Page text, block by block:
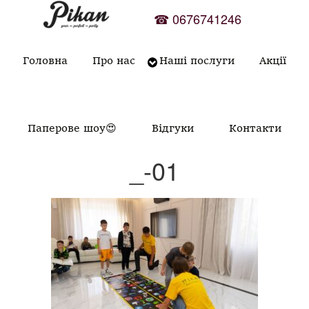
☎0676741246
Головна Про нас Наші послуги Акції
Паперове шоу😍 Відгуки Контакти
_-01